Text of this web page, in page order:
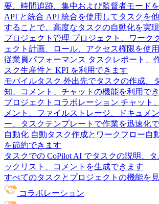
要、時間追跡、集中および監督者モード
API と統合 API 統合を使用してタスクを
することで、高度なタスクの自動化を実現
プロジェクト管理 プロジェクト、ワーク
ェクト計画、ロール、アクセス権限を使
従業員パフォーマンス タスクレポート、
スク生産性と KPI を利用できます
モバイルタスク 外出先でタスクの作成、
知、コメント、チャットの機能を利用で
プロジェクトコラボレーション チャット
メント、ファイルストレージ、ドキュメ
ー、タスクテンプレートで作業を迅速化
自動化 自動タスク作成とワークフロー自
を節約できます
タスクでの CoPilot AI でタスクの説明、
ックリスト、コメントを生成できます
すべてのタスクとプロジェクトの機能を
コラボレーション